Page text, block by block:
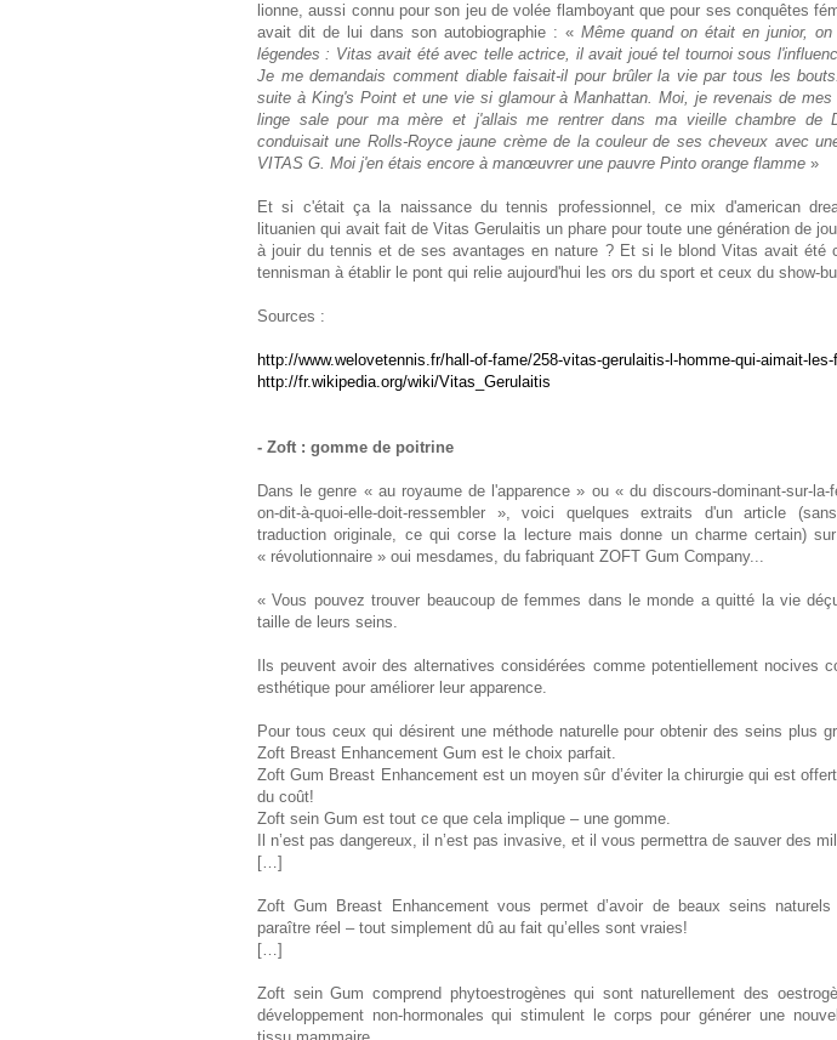
lionne, aussi connu pour son jeu de volée flamboyant que pour ses conquêtes
avait dit de lui dans son autobiographie : « Même quand on était en junior,
légendes : Vitas avait été avec telle actrice, il avait joué tel tournoi sous
Je me demandais comment diable faisait-il pour brûler la vie par tous les
suite à King's Point et une vie si glamour à Manhattan. Moi, je revenais de
linge sale pour ma mère et j'allais me rentrer dans ma vieille chambre de
conduisait une Rolls-Royce jaune crème de la couleur de ses cheveux avec
VITAS G. Moi j'en étais encore à manœuvrer une pauvre Pinto orange flamme »
Et si c'était ça la naissance du tennis professionnel, ce mix d'american
lituanien qui avait fait de Vitas Gerulaitis un phare pour toute une génération de
à jouir du tennis et de ses avantages en nature ? Et si le blond Vitas avait été
tennisman à établir le pont qui relie aujourd'hui les ors du sport et ceux du show-
Sources :
http://www.welovetennis.fr/hall-of-fame/258-vitas-gerulaitis-l-homme-qui-aimait-
http://fr.wikipedia.org/wiki/Vitas_Gerulaitis
- Zoft : gomme de poitrine
Dans le genre « au royaume de l'apparence » ou « du discours-dominant-sur-la-
on-dit-à-quoi-elle-doit-ressembler », voici quelques extraits d'un article
traduction originale, ce qui corse la lecture mais donne un charme certain)
« révolutionnaire » oui mesdames, du fabriquant ZOFT Gum Company...
« Vous pouvez trouver beaucoup de femmes dans le monde a quitté la vie
taille de leurs seins.
Ils peuvent avoir des alternatives considérées comme potentiellement nocives
esthétique pour améliorer leur apparence.
Pour tous ceux qui désirent une méthode naturelle pour obtenir des seins plus
Zoft Breast Enhancement Gum est le choix parfait.
Zoft Gum Breast Enhancement est un moyen sûr d’éviter la chirurgie qui est
du coût!
Zoft sein Gum est tout ce que cela implique – une gomme.
Il n’est pas dangereux, il n’est pas invasive, et il vous permettra de sauver des
[…]
Zoft Gum Breast Enhancement vous permet d’avoir de beaux seins
paraître réel – tout simplement dû au fait qu’elles sont vraies!
[…]
Zoft sein Gum comprend phytoestrogènes qui sont naturellement des
développement non-hormonales qui stimulent le corps pour générer une